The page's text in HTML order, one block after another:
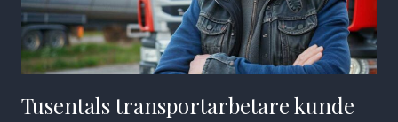
Tusentals transportarbetare kunde